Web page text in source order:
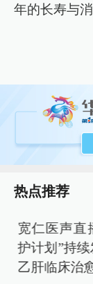
年的长寿与
热点推荐
宽仁医声直
护计划”持
乙肝临床治